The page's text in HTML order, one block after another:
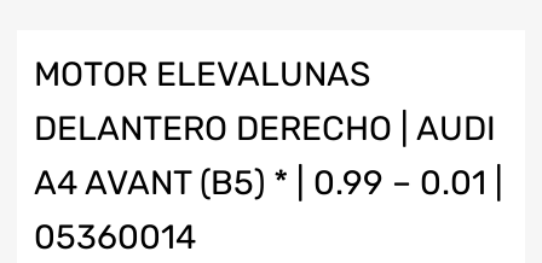
MOTOR ELEVALUNAS
DELANTERO DERECHO | AUDI
A4 AVANT (B5) * | 0.99 – 0.01 |
05360014